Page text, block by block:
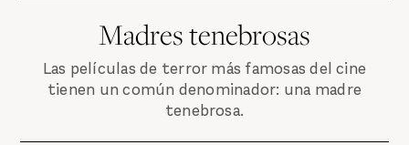
Madres tenebrosas
Las películas de terror más famosas del cine
tienen un común denominador: una madre
tenebrosa.